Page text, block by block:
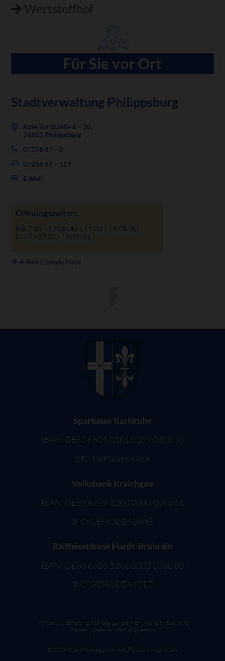
Wertstoffhof
Für Sie vor Ort
Stadtverwaltung Philippsburg
Rote-Tor-Straße 6 – 10,
76661 Philippsburg
07256 87 – 0
07256 87 – 119
E-Mail
Öffnungszeiten:
Mo: 7:30 – 12:00 Uhr + 15:30 – 18:00 Uhr
Di – Fr: 07:30 – 12:00 Uhr
Anfahrt Google Maps
Sparkasse Karlsruhe
IBAN: DE82 6605 0101 0109 0000 18
BIC: KARSDE66XXX
Volksbank Kraichgau
IBAN: DE52 6729 2200 0000 0045 61
BIC: GENODE61WIE
Raiffeisenbank Hardt-Bruhrain
IBAN: DE88 6606 2366 0003 0060 00
BIC: GENODE61DET
© 2026 Stadt Philippsburg. Alle Rechte vorbehalten.
Kontakt Sitemap Erklärung zur Barrierefreiheit Barriere
melden
DatenschutzI Impressum